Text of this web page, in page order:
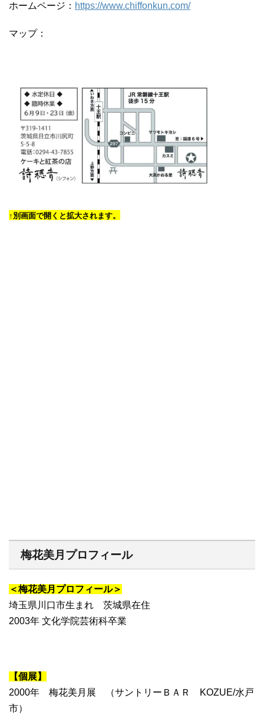
ホームページ： https://www.chiffonkun.com/
マップ：
↑別画面で開くと拡大されます。
梅花美月プロフィール
＜梅花美月プロフィール＞
埼玉県川口市生まれ 茨城県在住
2003年 文化学院芸術科卒業
【個展】
2000年 梅花美月展 （サントリーＢＡＲ KOZUE/水戸
市）